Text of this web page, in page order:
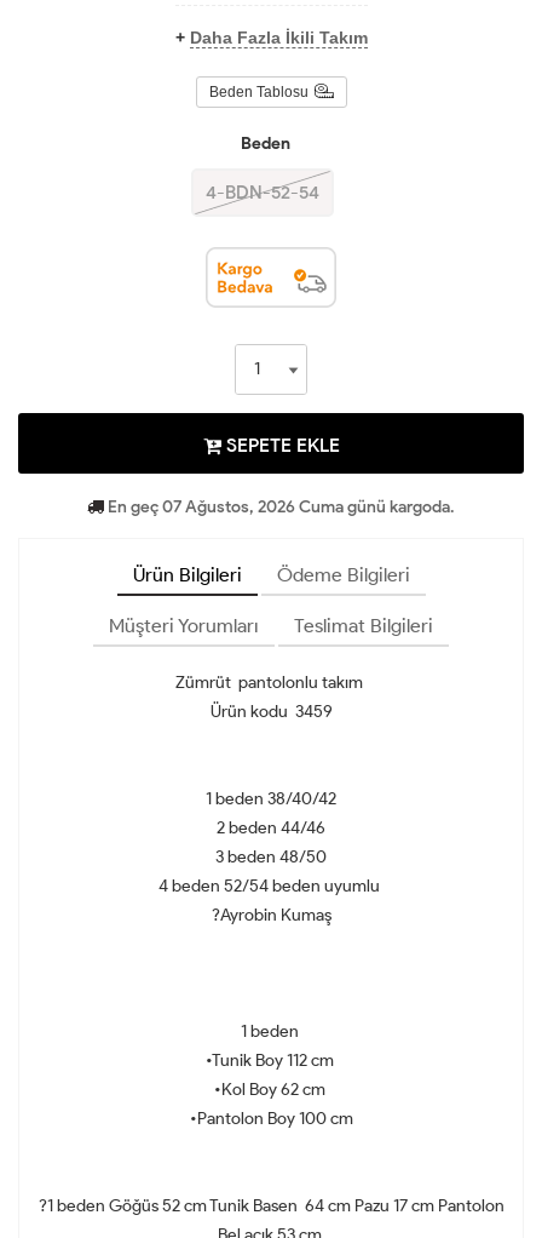
+ Daha Fazla İkili Takım
Beden Tablosu
Beden
4-BDN-52-54
SEPETE EKLE
En geç 07 Ağustos, 2026 Cuma günü kargoda.
Ürün Bilgileri Ödeme Bilgileri
Müşteri Yorumları Teslimat Bilgileri
Zümrüt pantolonlu takım
Ürün kodu 3459
1 beden 38/40/42
2 beden 44/46
3 beden 48/50
4 beden 52/54 beden uyumlu
?Ayrobin Kumaş
1 beden
•Tunik Boy 112 cm
•Kol Boy 62 cm
•Pantolon Boy 100 cm
?1 beden Göğüs 52 cm Tunik Basen 64 cm Pazu 17 cm Pantolon